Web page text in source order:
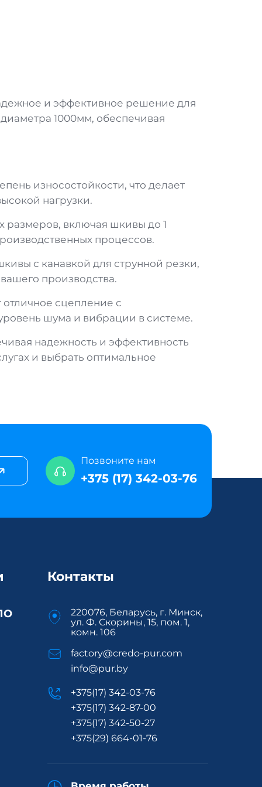
и эффективное решение для
1000мм, обеспечивая
износостойкости, что делает
нагрузки.
включая шкивы до 1
процессов.
с канавкой для струнной резки,
производства.
сцепление с
шума и вибрации в системе.
надежность и эффективность
и выбрать оптимальное
Позвоните нам
+375 (17) 342-03-76
Контакты
220076, Беларусь, г. Минск,
ул. Ф. Скорины, 15, пом. 1,
комн. 106
factory@credo-pur.com
info@pur.by
+375(17) 342-03-76
+375(17) 342-87-00
+375(17) 342-50-27
+375(29) 664-01-76